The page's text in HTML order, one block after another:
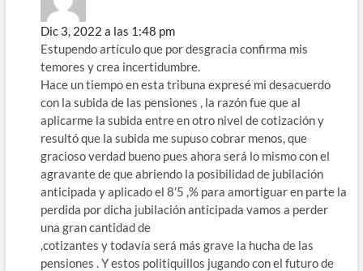
Dic 3, 2022 a las 1:48 pm
Estupendo artículo que por desgracia confirma mis
temores y crea incertidumbre.
Hace un tiempo en esta tribuna expresé mi desacuerdo
con la subida de las pensiones , la razón fue que al
aplicarme la subida entre en otro nivel de cotización y
resultó que la subida me supuso cobrar menos, que
gracioso verdad bueno pues ahora será lo mismo con el
agravante de que abriendo la posibilidad de jubilación
anticipada y aplicado el 8’5 ,% para amortiguar en parte la
perdida por dicha jubilación anticipada vamos a perder
una gran cantidad de
,cotizantes y todavía será más grave la hucha de las
pensiones . Y estos politiquillos jugando con el futuro de